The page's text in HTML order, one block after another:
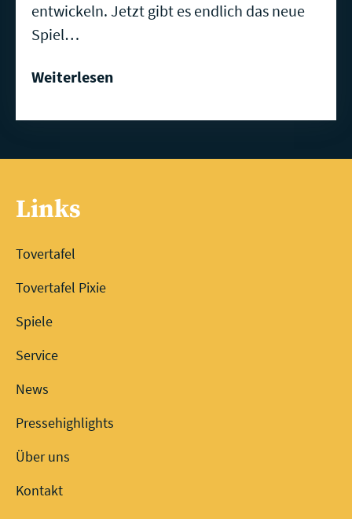
entwickeln. Jetzt gibt es endlich das neue
Spiel…
Weiterlesen
Links
Tovertafel
Tovertafel Pixie
Spiele
Service
News
Pressehighlights
Über uns
Kontakt